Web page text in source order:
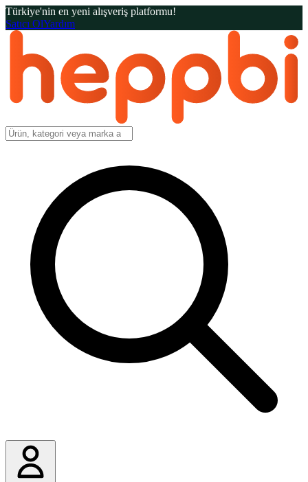
Türkiye'nin en yeni alışveriş platformu!
Satıcı OlYardım